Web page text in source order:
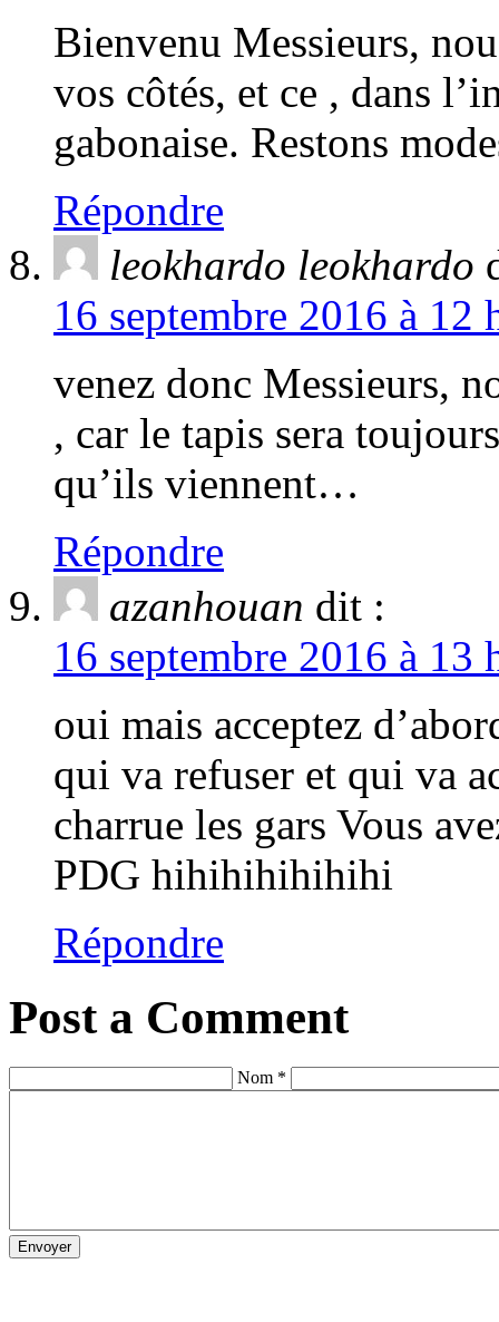
Bienvenu Messieurs,
vos côtés, et ce , dans
gabonaise. Restons
Répondre
leokhardo leokhardo
16 septembre 2016 à
venez donc Messieurs,
, car le tapis sera
qu’ils viennent…
Répondre
azanhouan dit :
16 septembre 2016 à
oui mais acceptez
qui va refuser et qui va
charrue les gars Vous
PDG hihihihihihihi
Répondre
Post a Comment
Nom *